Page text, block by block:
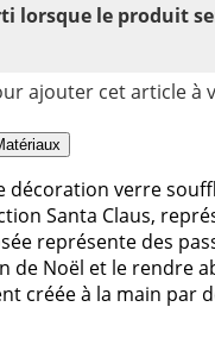
lorsque le produit
ajouter cet article à
décoration verre
Santa Claus,
représente des
de Noël et le rendre
créée à la main par